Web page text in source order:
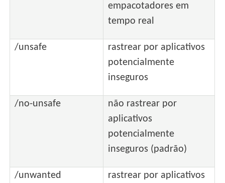
empacotadores em
tempo real
/unsafe
rastrear por aplicativos
potencialmente
inseguros
/no-unsafe
não rastrear por
aplicativos
potencialmente
inseguros (padrão)
/unwanted
rastrear por aplicativos